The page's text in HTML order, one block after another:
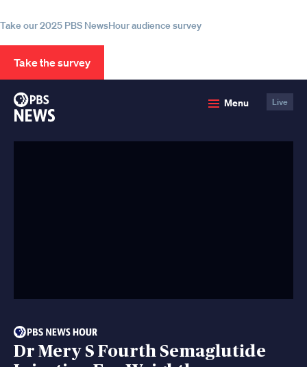
Take our 2025 PBS NewsHour audience survey
Take the survey
Menu Live
Dr Mery S Fourth Semaglutide